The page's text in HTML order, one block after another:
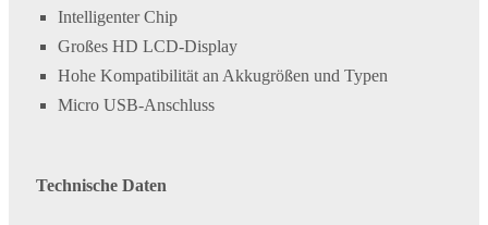
Intelligenter Chip
Großes HD LCD-Display
Hohe Kompatibilität an Akkugrößen und Typen
Micro USB-Anschluss
Technische Daten